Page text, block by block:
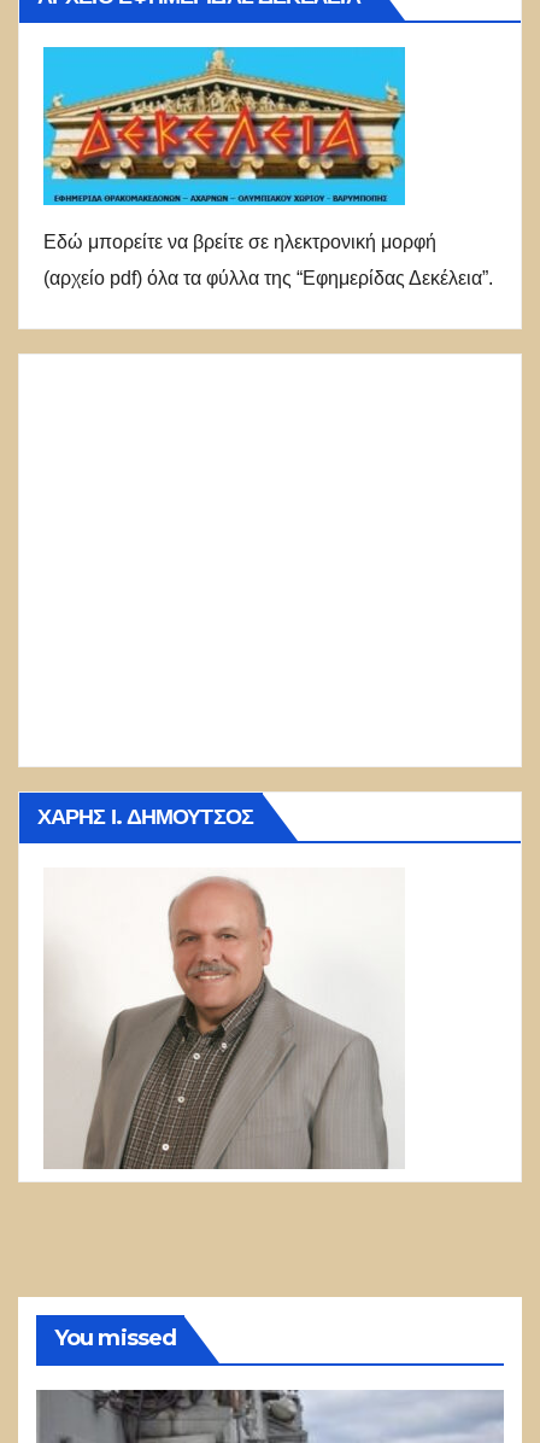
Εδώ μπορείτε να βρείτε σε ηλεκτρονική μορφή
(αρχείο pdf) όλα τα φύλλα της “Εφημερίδας Δεκέλεια”.
ΧΆΡΗΣ Ι. ΔΗΜΟΎΤΣΟΣ
You missed